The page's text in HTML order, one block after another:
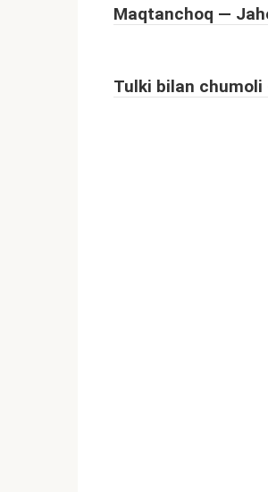
Maqtanchoq —
Tulki bilan